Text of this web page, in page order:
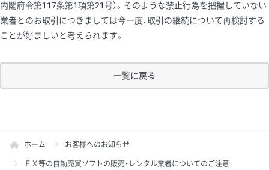
内閣府令第117条第1項第21号）。そのような禁止行為を把握していない
業者とのお取引につきましては今一度、取引の継続について再検討する
ことが好ましいと考えられます。
一覧に戻る
ホーム お客様へのお知らせ
ＦＸ等の自動売買ソフトの販売・レンタル業者についてのご注意